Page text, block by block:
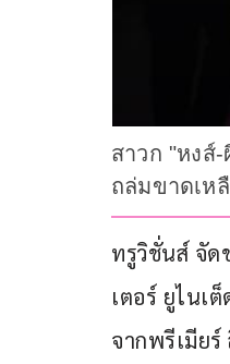
สาวก "หงส์
ถล่มขาดเห
ทรูวิชั่นส์ จัด
เตอร์ ยูไนเ
จากพรีเมีย